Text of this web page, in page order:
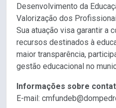
Desenvolvimento da
Valorização dos
Sua atuação visa garantir a
recursos destinados à
maior transparência,
gestão educacional no
Informações sobre
E-mail: